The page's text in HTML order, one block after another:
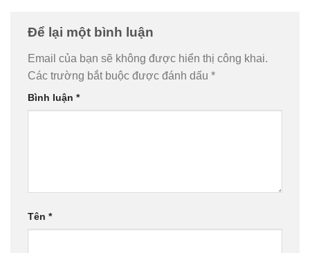
Để lại một bình luận
Email của bạn sẽ không được hiển thị công khai.
Các trường bắt buộc được đánh dấu *
Bình luận *
Tên *